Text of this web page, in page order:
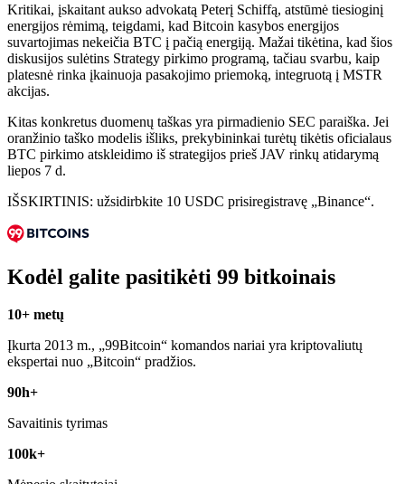
Kritikai, įskaitant aukso advokatą Peterį Schiffą, atstūmė tiesioginį
energijos rėmimą, teigdami, kad Bitcoin kasybos energijos
suvartojimas nekeičia BTC į pačią energiją. Mažai tikėtina, kad šios
diskusijos sulėtins Strategy pirkimo programą, tačiau svarbu, kaip
platesnė rinka įkainuoja pasakojimo priemoką, integruotą į MSTR
akcijas.
Kitas konkretus duomenų taškas yra pirmadienio SEC paraiška. Jei
oranžinio taško modelis išliks, prekybininkai turėtų tikėtis oficialaus
BTC pirkimo atskleidimo iš strategijos prieš JAV rinkų atidarymą
liepos 7 d.
IŠSKIRTINIS: užsidirbkite 10 USDC prisiregistravę „Binance“.
Kodėl galite pasitikėti 99 bitkoinais
10+ metų
Įkurta 2013 m., „99Bitcoin“ komandos nariai yra kriptovaliutų
ekspertai nuo „Bitcoin“ pradžios.
90h+
Savaitinis tyrimas
100k+